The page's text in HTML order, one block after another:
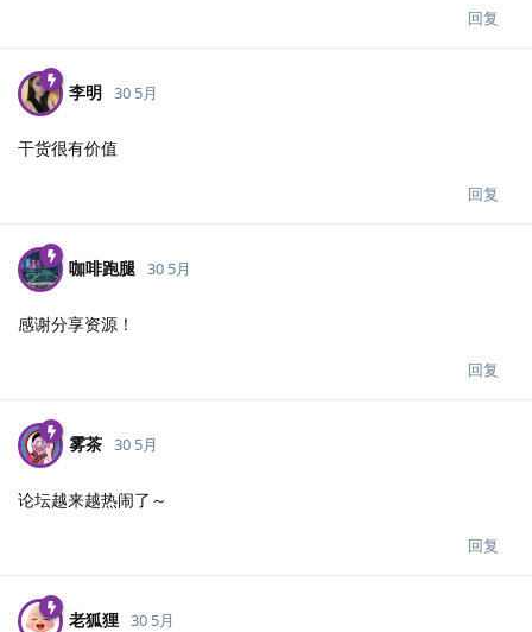
回复
李明 30 5月
干货很有价值
回复
咖啡跑腿 30 5月
感谢分享资源！
回复
雾茶 30 5月
论坛越来越热闹了～
回复
老狐狸 30 5月